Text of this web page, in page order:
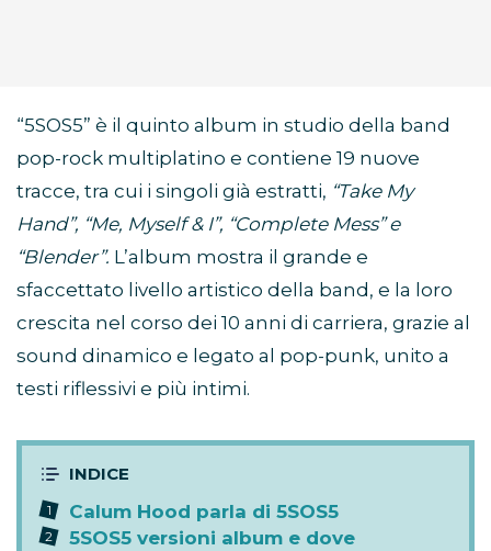
“5SOS5” è il quinto album in studio della band
pop-rock multiplatino e contiene 19 nuove
tracce, tra cui i singoli già estratti, “Take My
Hand”, “Me, Myself & I”, “Complete Mess” e
“Blender”. L’album mostra il grande e
sfaccettato livello artistico della band, e la loro
crescita nel corso dei 10 anni di carriera, grazie al
sound dinamico e legato al pop-punk, unito a
testi riflessivi e più intimi.
Calum Hood parla di 5SOS5
5SOS5 versioni album e dove